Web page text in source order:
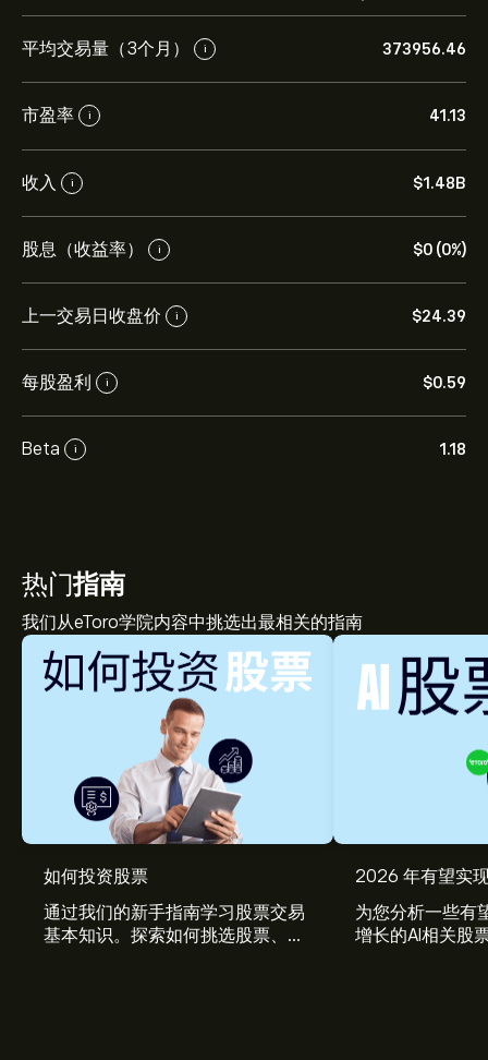
平均交易量（3个月） i 373956.46
市盈率 i 41.13
收入 i ‎$‎1.48B
股息（收益率） i ‎$‎0 (0%)
上一交易日收盘价 i ‎$‎24.39
每股盈利 i ‎$‎0.59
Beta i 1.18
热门指南
我们从eToro学院内容中挑选出最相关的指南
如何投资股票
通过我们的新手指南学习股票交易
基本知识。探索如何挑选股票、管
2026 年有望实
为您分析一些有
增长的AI相关股
TRUP 现价为‎$‎24.37。
Trupanion Inc 的平均价格目标为‎$‎24.37。 注册eToro 以